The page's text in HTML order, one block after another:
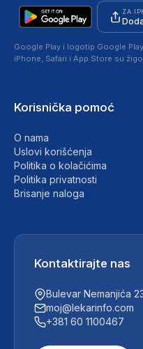
ZA
Google Play i logotip Google
iPhone, Safari i App Store su
Korisnička pomoć
O nama
Uslovi korišćenja
Politika o kolačićima
Politika privatnosti
Brisanje naloga
Kontaktirajte nas
Bulevar Nemanjića
moj@lekarinfo.com
+381 60 1100467